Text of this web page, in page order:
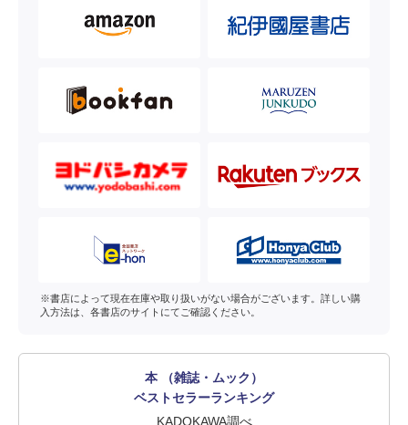
※書店によって現在在庫や取り扱いがない場合がございます。詳しい購
入方法は、各書店のサイトにてご確認ください。
本 （雑誌・ムック）
ベストセラーランキング
KADOKAWA調べ